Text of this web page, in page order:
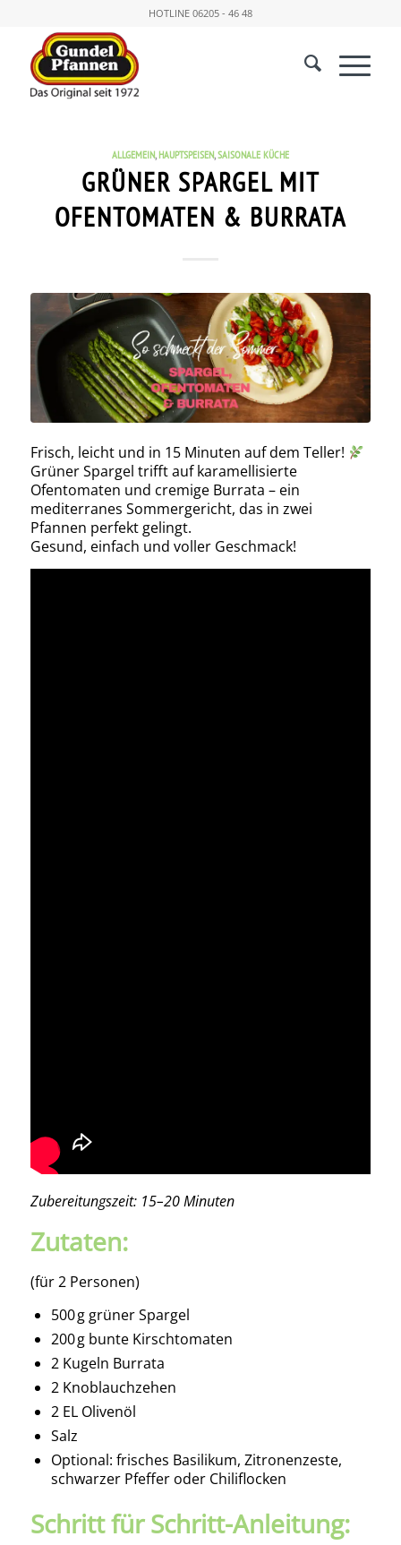
HOTLINE 06205 - 46 48
ALLGEMEIN,HAUPTSPEISEN,SAISONALE KÜCHE
GRÜNER SPARGEL MIT
OFENTOMATEN & BURRATA
Frisch, leicht und in 15 Minuten auf dem Teller!
Grüner Spargel trifft auf karamellisierte
Ofentomaten und cremige Burrata – ein
mediterranes Sommergericht, das in zwei
Pfannen perfekt gelingt.
Gesund, einfach und voller Geschmack!
Zubereitungszeit: 15–20 Minuten
Zutaten:
(für 2 Personen)
500 g grüner Spargel
200 g bunte Kirschtomaten
2 Kugeln Burrata
2 Knoblauchzehen
2 EL Olivenöl
Salz
Optional: frisches Basilikum, Zitronenzeste,
schwarzer Pfeffer oder Chiliflocken
Schritt für Schritt-Anleitung: